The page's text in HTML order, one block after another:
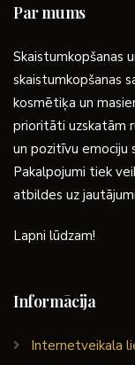
Par mums
Skaistumkopšanas
skaistumkopšanas
kosmētiķa un
prioritāti uzskatām
un pozitīvu emociju
Pakalpojumi tiek
atbildes uz
Lapni lūdzam!
Informācija
Internetveikala